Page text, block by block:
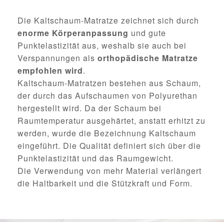
Die Kaltschaum-Matratze zeichnet sich durch
enorme Körperanpassung und gute
Punktelastizität aus, weshalb sie auch bei
Verspannungen als orthopädische Matratze
empfohlen wird.
Kaltschaum-Matratzen bestehen aus Schaum,
der durch das Aufschaumen von Polyurethan
hergestellt wird. Da der Schaum bei
Raumtemperatur ausgehärtet, anstatt erhitzt zu
werden, wurde die Bezeichnung Kaltschaum
eingeführt. Die Qualität definiert sich über die
Punktelastizität und das Raumgewicht.
Die Verwendung von mehr Material verlängert
die Haltbarkeit und die Stützkraft und Form.